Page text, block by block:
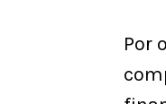
Por